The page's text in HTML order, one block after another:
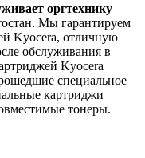
оргтехнику
Мы гарантируем
Kyocera, отличную
обслуживания в
Kyocera
специальное
картриджи
тонеры.